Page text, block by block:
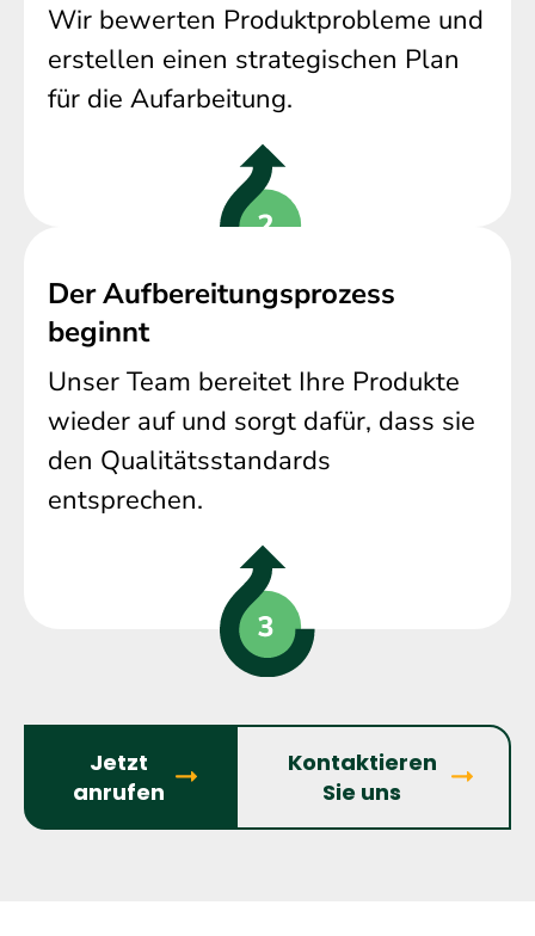
Wir bewerten Produktprobleme und
erstellen einen strategischen Plan
für die Aufarbeitung.
Der Aufbereitungsprozess
beginnt
Unser Team bereitet Ihre Produkte
wieder auf und sorgt dafür, dass sie
den Qualitätsstandards
entsprechen.
Jetzt
anrufen
Kontaktieren
Sie uns